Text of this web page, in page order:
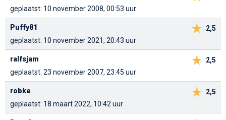
geplaatst: 10 november 2008, 00:53 uur
2,5
Puffy81
geplaatst: 10 november 2021, 20:43 uur
2,5
ralfsjam
geplaatst: 23 november 2007, 23:45 uur
2,5
robke
geplaatst: 18 maart 2022, 10:42 uur